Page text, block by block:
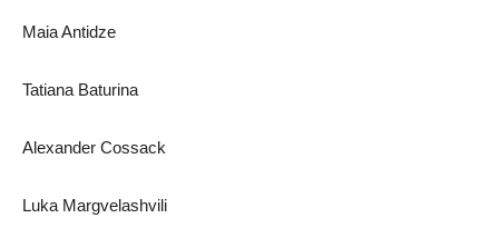
Maia Antidze
Tatiana Baturina
Alexander Cossack
Luka Margvelashvili